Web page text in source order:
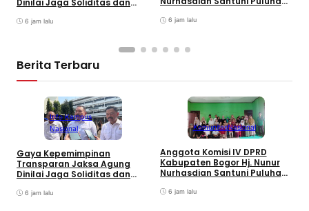
Dinilai Jaga Soliditas dan
Adhyaksa
6 jam lalu 6 jam lalu
Berita Terbaru
Info Kampus
Nasional
Gaya Kepemimpinan
Transparan Jaksa Agung
Dinilai Jaga Soliditas dan
Adhyaksa
6 jam lalu
KomunitasNasional
Anggota Komisi IV DPRD
Kabupaten Bogor Hj. Nunur
Nurhasdian Santuni Puluhan
6 jam lalu